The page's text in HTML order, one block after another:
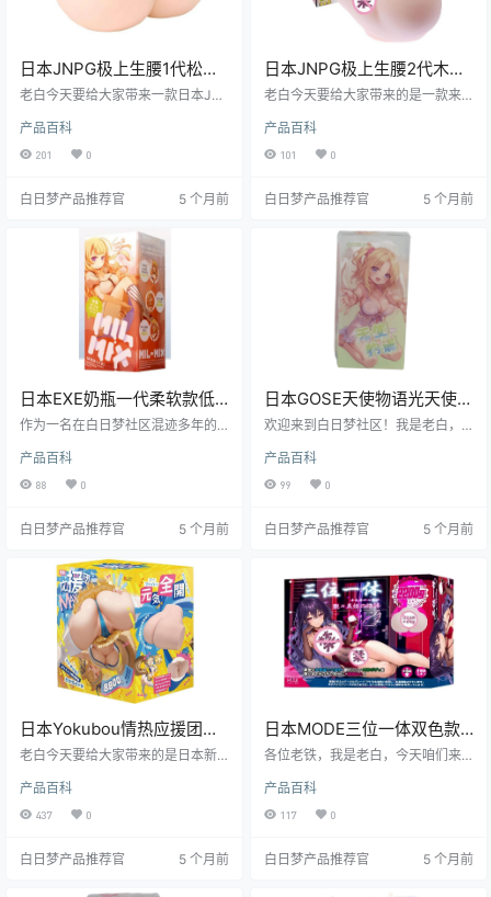
日本JNPG极上生腰1代松本
一香飞机杯测评报告
老白今天要给大家带来一款日本JN
松本一香飞机杯的测评。这款产品
以其逼真的设计和独特的体验，受
个方面。
产品百科
201 0
白日梦产品推荐官 5 个月前
日本JNPG极上生腰2代木下
和津实仿真设计飞机杯测评
老白今天要给大家带来的是一款来
生腰2代-木下和津实。这款飞机杯
以其独特的设计和出色的体验，一
下这款产品吧。
产品百科
101 0
白日梦产品推荐官 5 个月前
日本EXE奶瓶一代柔软款低
刺激慢玩飞机杯测评报告
作为一名在白日梦社区混迹多年的
款经典飞机杯的测评——日本EXE品
牌的奶瓶一代柔软款。这款飞机杯
和宿舍党来说，简直是福音。接下
机杯的各项特点和使用体验吧。
产品百科
88 0
白日梦产品推荐官 5 个月前
日本GOSE天使物语光天使便
携式飞机杯测评报告
欢迎来到白日梦社区！我是老白，
师。今天咱们就来聊聊GOSE的天使
物语光天使飞机杯。这款飞机杯以
个维度为大家详细测评这款产品，
产品百科
99 0
白日梦产品推荐官 5 个月前
日本Yokubou情热应援团
MAX真实柔韧轻便小臀飞机
老白今天要给大家带来的是日本新
应援团MAX飞机杯的测评。这款产
品以其独特的设计和出色的使用体
就让我们一起深入了解这款飞机杯
产品百科
437 0
白日梦产品推荐官 5 个月前
日本MODE三位一体双色款
飞机杯进阶体验测评报告
各位老铁，我是老白，今天咱们来
体双色款飞机杯。这玩意儿可是个
有意思的小玩意儿，老白我亲自上
产品百科
117 0
白日梦产品推荐官 5 个月前